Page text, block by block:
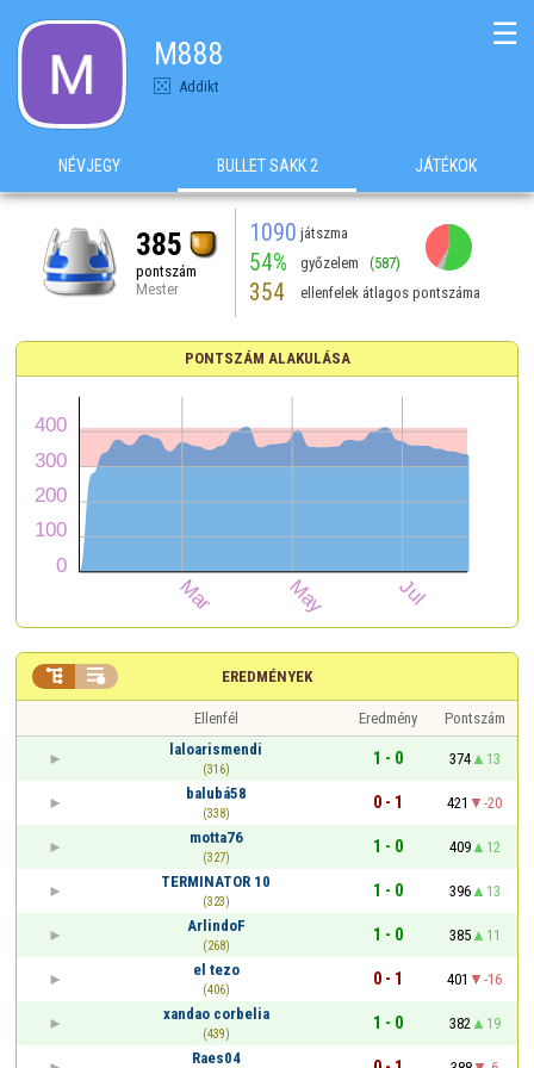
M888
Addikt
☰
NÉVJEGY BULLET SAKK 2 JÁTÉKOK
385
pontszám
Mester
1090 játszma
54% győzelem (587)
354 ellenfelek átlagos pontszáma
PONTSZÁM ALAKULÁSA
EREDMÉNYEK
 
Ellenfél Eredmény
Pontszám
laloarismendi
(316)
1 - 0 374
13
balubá58
(338)
0 - 1 421
-20
motta76
(327)
1 - 0 409
12
TERMINATOR 10
(323)
1 - 0 396
13
ArlindoF
(268)
1 - 0 385
11
el tezo
(406)
0 - 1 401
-16
xandao corbelia
(439)
1 - 0 382
19
Raes04